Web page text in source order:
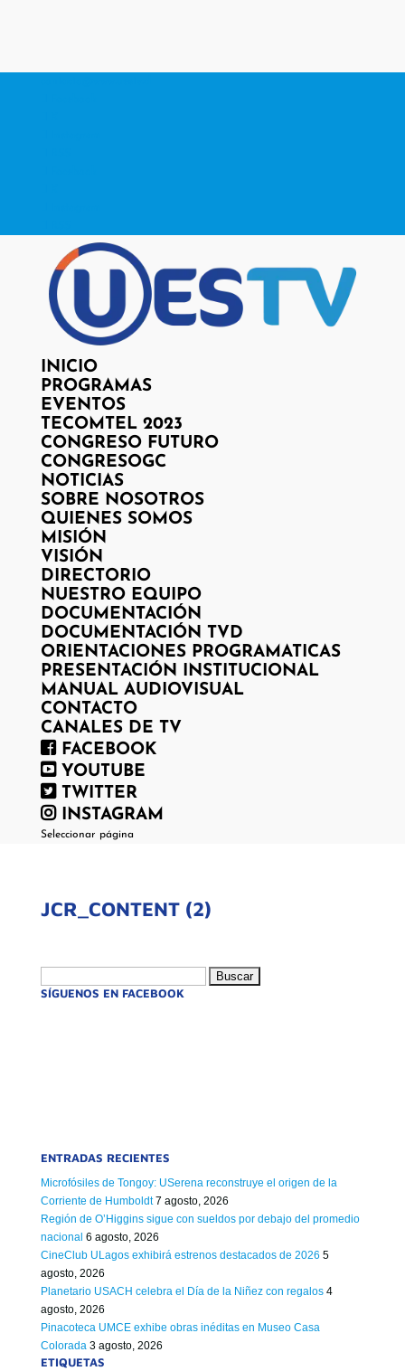
INICIO
PROGRAMAS
EVENTOS
TECOMTEL 2023
CONGRESO FUTURO
CONGRESOGC
NOTICIAS
SOBRE NOSOTROS
QUIENES SOMOS
MISIÓN
VISIÓN
DIRECTORIO
NUESTRO EQUIPO
DOCUMENTACIÓN
DOCUMENTACIÓN TVD
ORIENTACIONES PROGRAMATICAS
PRESENTACIÓN INSTITUCIONAL
MANUAL AUDIOVISUAL
CONTACTO
CANALES DE TV
FACEBOOK
YOUTUBE
TWITTER
INSTAGRAM
Seleccionar página
JCR_CONTENT (2)
SÍGUENOS EN FACEBOOK
ENTRADAS RECIENTES
Microfósiles de Tongoy: USerena reconstruye el origen de la
Corriente de Humboldt 7 agosto, 2026
Región de O’Higgins sigue con sueldos por debajo del promedio
nacional 6 agosto, 2026
CineClub ULagos exhibirá estrenos destacados de 2026 5
agosto, 2026
Planetario USACH celebra el Día de la Niñez con regalos 4
agosto, 2026
Pinacoteca UMCE exhibe obras inéditas en Museo Casa
Colorada 3 agosto, 2026
ETIQUETAS